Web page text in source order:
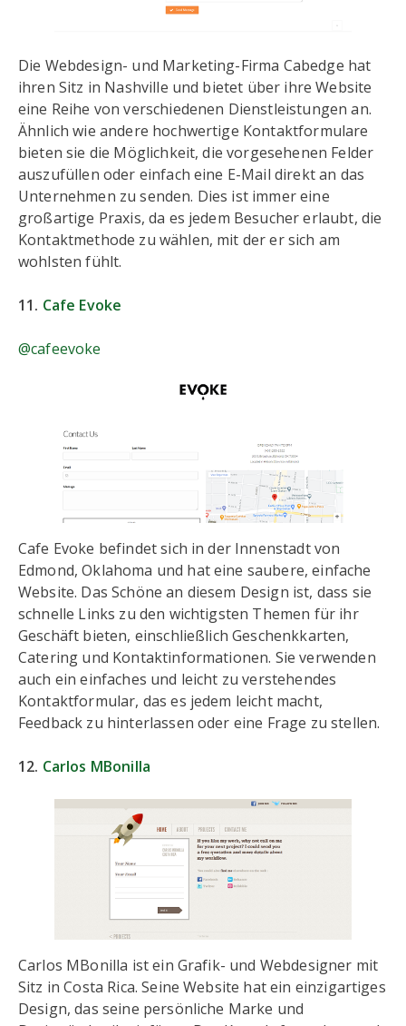
Die Webdesign- und Marketing-Firma Cabedge hat
ihren Sitz in Nashville und bietet über ihre Website
eine Reihe von verschiedenen Dienstleistungen an.
Ähnlich wie andere hochwertige Kontaktformulare
bieten sie die Möglichkeit, die vorgesehenen Felder
auszufüllen oder einfach eine E-Mail direkt an das
Unternehmen zu senden. Dies ist immer eine
großartige Praxis, da es jedem Besucher erlaubt, die
Kontaktmethode zu wählen, mit der er sich am
wohlsten fühlt.
11. Cafe Evoke
@cafeevoke
Cafe Evoke befindet sich in der Innenstadt von
Edmond, Oklahoma und hat eine saubere, einfache
Website. Das Schöne an diesem Design ist, dass sie
schnelle Links zu den wichtigsten Themen für ihr
Geschäft bieten, einschließlich Geschenkkarten,
Catering und Kontaktinformationen. Sie verwenden
auch ein einfaches und leicht zu verstehendes
Kontaktformular, das es jedem leicht macht,
Feedback zu hinterlassen oder eine Frage zu stellen.
12. Carlos MBonilla
Carlos MBonilla ist ein Grafik- und Webdesigner mit
Sitz in Costa Rica. Seine Website hat ein einzigartiges
Design, das seine persönliche Marke und